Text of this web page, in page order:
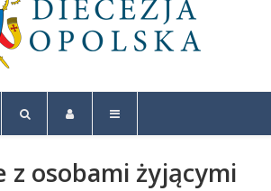
z osobami żyjącymi